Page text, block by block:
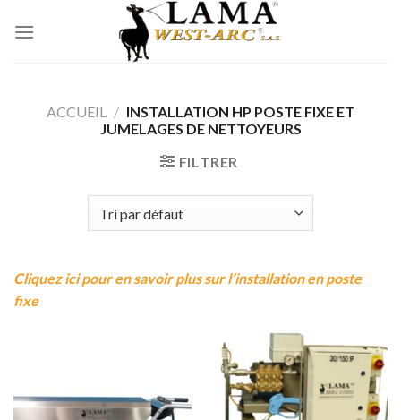
ACCUEIL / INSTALLATION HP POSTE FIXE ET
JUMELAGES DE NETTOYEURS
FILTRER
Cliquez ici pour en savoir plus sur l’installation en poste
fixe